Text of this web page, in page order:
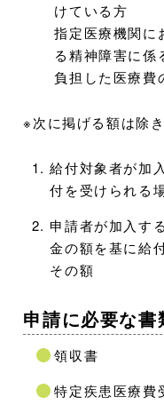
けている方
指定医療機関に
る精神障害に係
負担した医療費
※次に掲げる額は除き
給付対象者が加
付を受けられる
申請者が加入す
金の額を基に給
その額
申請に必要な書
領収書
特定疾患医療費